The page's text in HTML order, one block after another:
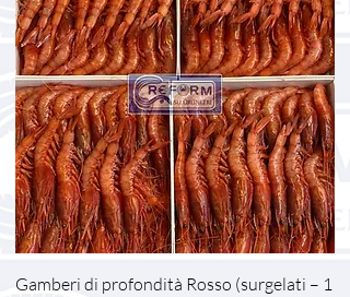
Gamberi di profondità Rosso (surgelati – 1